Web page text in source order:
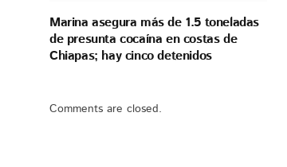
Marina asegura más de 1.5 toneladas
de presunta cocaína en costas de
Chiapas; hay cinco detenidos
Comments are closed.